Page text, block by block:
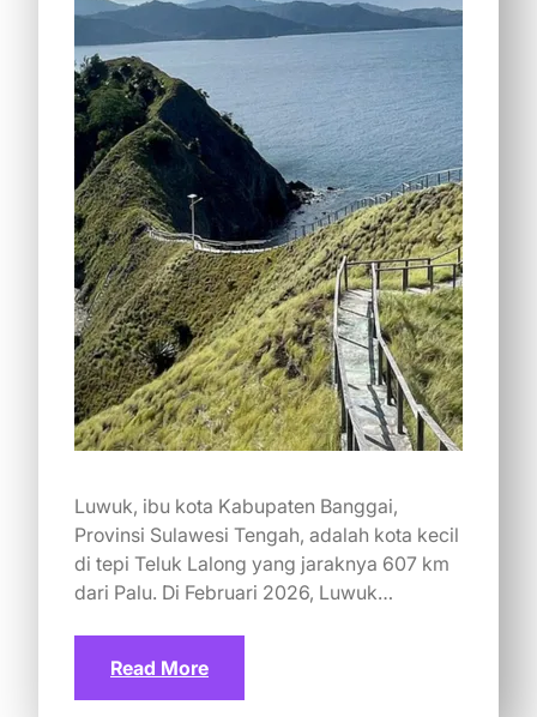
Luwuk, ibu kota Kabupaten Banggai,
Provinsi Sulawesi Tengah, adalah kota kecil
di tepi Teluk Lalong yang jaraknya 607 km
dari Palu. Di Februari 2026, Luwuk…
Read More